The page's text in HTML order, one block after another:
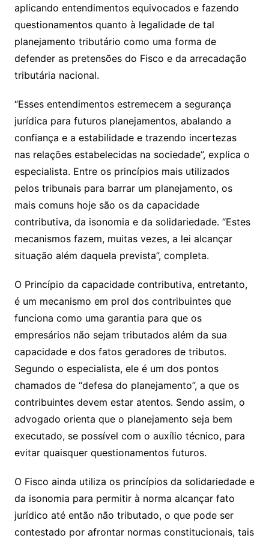
aplicando entendimentos equivocados e fazendo
questionamentos quanto à legalidade de tal
planejamento tributário como uma forma de
defender as pretensões do Fisco e da arrecadação
tributária nacional.
“Esses entendimentos estremecem a segurança
jurídica para futuros planejamentos, abalando a
confiança e a estabilidade e trazendo incertezas
nas relações estabelecidas na sociedade”, explica o
especialista. Entre os princípios mais utilizados
pelos tribunais para barrar um planejamento, os
mais comuns hoje são os da capacidade
contributiva, da isonomia e da solidariedade. “Estes
mecanismos fazem, muitas vezes, a lei alcançar
situação além daquela prevista”, completa.
O Princípio da capacidade contributiva, entretanto,
é um mecanismo em prol dos contribuintes que
funciona como uma garantia para que os
empresários não sejam tributados além da sua
capacidade e dos fatos geradores de tributos.
Segundo o especialista, ele é um dos pontos
chamados de “defesa do planejamento”, a que os
contribuintes devem estar atentos. Sendo assim, o
advogado orienta que o planejamento seja bem
executado, se possível com o auxílio técnico, para
evitar quaisquer questionamentos futuros.
O Fisco ainda utiliza os princípios da solidariedade e
da isonomia para permitir à norma alcançar fato
jurídico até então não tributado, o que pode ser
contestado por afrontar normas constitucionais, tais